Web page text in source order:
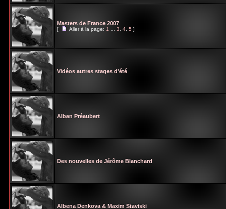
Masters de France 2007
[ Aller à la page:1...3,4,5]
Vidéos autres stages d'été
Alban Préaubert
Des nouvelles de Jérôme Blanchard
Albena Denkova & Maxim Staviski